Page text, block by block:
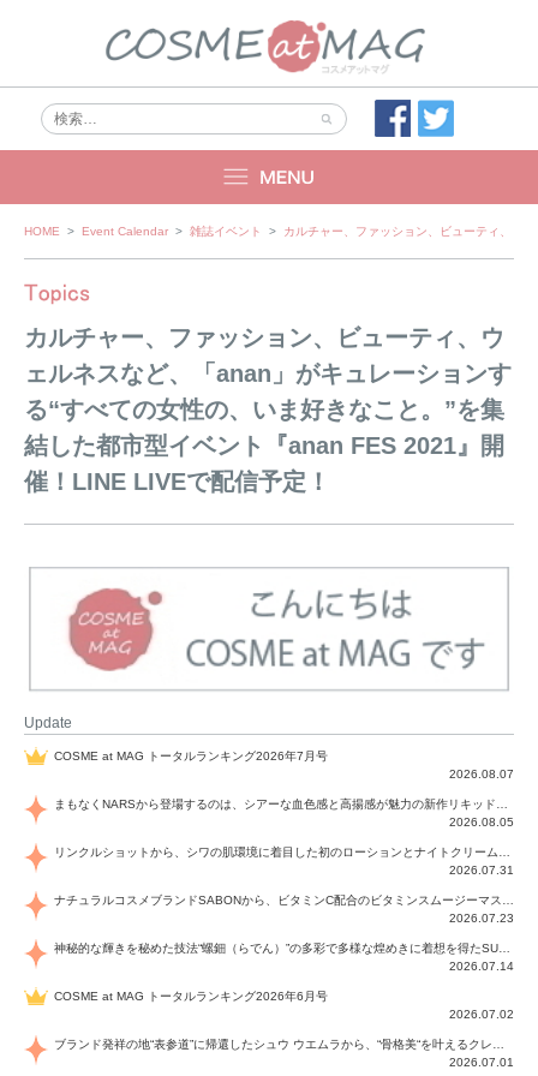
Skip
HOME > Event Calendar > 雑誌イベント > カルチャー、ファッション、ビューティ、ウ
カルチャー、ファッション、ビューティ、ウ
ェルネスなど、「anan」がキュレーションす
る“すべての女性の、いま好きなこと。”を集
結した都市型イベント『anan FES 2021』開
催！LINE LIVEで配信予定！
Update
COSME at MAG トータルランキング2026年7月号
2026.08.07
まもなくNARSから登場するのは、シアーな血色感と高揚感が魅力の新作リキッドブラッシュ「インセイシャブル リキッドブラッシュ」と、ゴールデンアワーに染まる空にインスピレーションを得た「アフターグロー リップシャイン」の新色！夏をハックして！
2026.08.05
リンクルショットから、シワの肌環境に着目した初のローションとナイトクリームが登場！デイリーケアで、シワ特有の肌環境を改善し、シワが目立たない肌へと導きます。
2026.07.31
ナチュラルコスメブランドSABONから、ビタミンC配合のビタミンスムージーマスク「ラディアンスマスク」と、ペパーミントにオーガニックハーブを凝縮したジェルの涼感トリートメント美容液「スカルプセラム リフレッシング」が登場！日々のデイリーケアで、過酷な猛暑で疲れた肌や頭皮をサポート、心地よくリフレッシュし、優しく肌を整えます。
2026.07.23
神秘的な輝きを秘めた技法“螺鈿（らでん）”の多彩で多様な煌めきに着想を得たSUQQUの2026 秋 カラーコレクションから登場するのは、艶然と輝くアイシャドウや偏光パールを配したフェイスカラー、繊細なパールの煌めくネイル、そしてそれらを際立てる“朧げな艶”を秘めた新リクイドリップ「ブラー リクイド リップ」。強さを秘めたまろやかな洗練の表情に。
2026.07.14
COSME at MAG トータルランキング2026年6月号
2026.07.02
ブランド発祥の地“表参道”に帰還したシュウ ウエムラから、“骨格美“を叶えるクレヨンタイプのフェイスカラー「スカルプト クレヨン」と、ブランド初のリノベーションで進化した名品アイブロウ「ハード フォーミュラ ハード 10」が登場！
2026.07.01